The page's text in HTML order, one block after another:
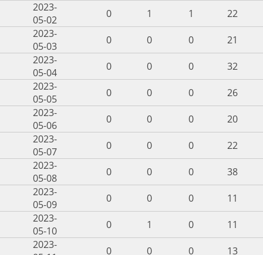
2023-
05-02
0 1 1
22
2023-
05-03
0 0 0
21
2023-
05-04
0 0 0
32
2023-
05-05
0 0 0
26
2023-
05-06
0 0 0
20
2023-
05-07
0 0 0
22
2023-
05-08
0 0 0
38
2023-
05-09
0 0 0
11
2023-
05-10
0 1 0
11
2023-
0 0 0
13